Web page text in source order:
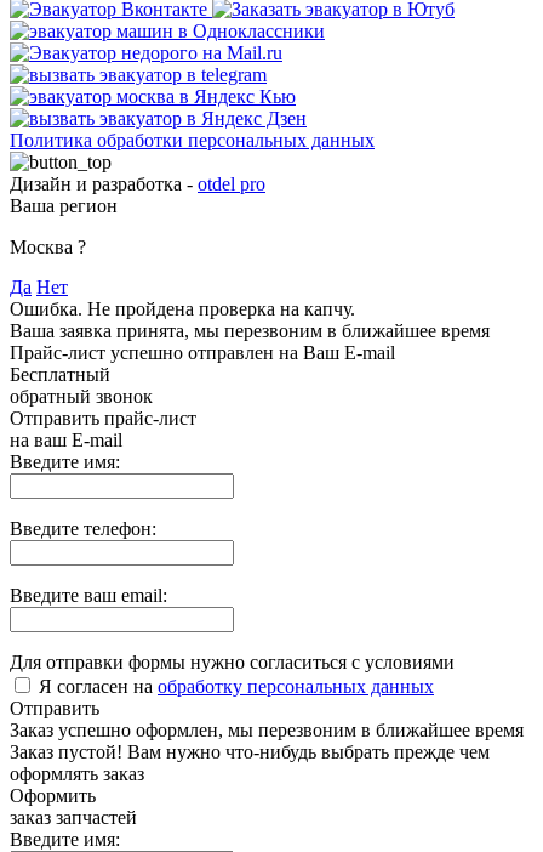
Политика обработки персональных данных
Дизайн и разработка - otdel pro
Ваша регион
Москва ?
Да Нет
Ошибка. Не пройдена проверка на капчу.
Ваша заявка принята, мы перезвоним в ближайшее время
Прайс-лист успешно отправлен на Ваш E-mail
Бесплатный
обратный звонок
Отправить прайс-лист
на ваш E-mail
Введите имя:
Введите телефон:
Введите ваш email:
Для отправки формы нужно согласиться с условиями
Я согласен на обработку персональных данных
Отправить
Заказ успешно оформлен, мы перезвоним в ближайшее время
Заказ пустой! Вам нужно что-нибудь выбрать прежде чем
оформлять заказ
Оформить
заказ запчастей
Введите имя: